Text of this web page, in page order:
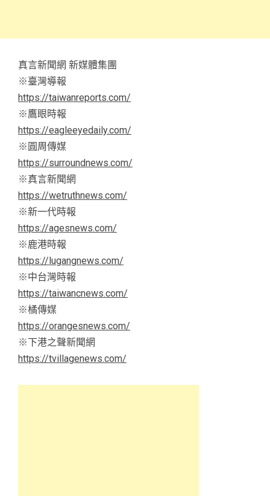
真言新聞網 新媒體集團
※臺灣導報
https://taiwanreports.com/
※鷹眼時報
https://eagleeyedaily.com/
※圓周傳媒
https://surroundnews.com/
※真言新聞網
https://wetruthnews.com/
※新一代時報
https://agesnews.com/
※鹿港時報
https://lugangnews.com/
※中台灣時報
https://taiwancnews.com/
※橘傳媒
https://orangesnews.com/
※下港之聲新聞網
https://tvillagenews.com/